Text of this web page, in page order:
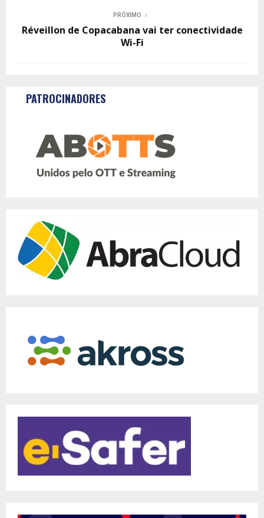
PRÓXIMO
Réveillon de Copacabana vai ter conectividade
Wi-Fi
PATROCINADORES